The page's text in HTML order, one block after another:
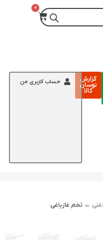
گزارش
نوسان
کالا
حساب کاربری من
← تخم غازیاغی